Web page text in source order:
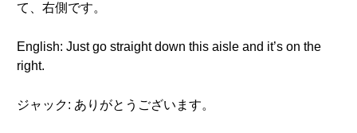
て、右側です。
English: Just go straight down this aisle and it’s on the
right.
ジャック: ありがとうございます。